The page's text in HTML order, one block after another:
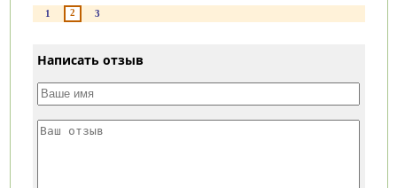
1 2 3
Написать отзыв